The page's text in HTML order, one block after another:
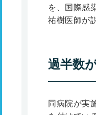
を、国際感
祐樹医師が
過半数
同病院が実